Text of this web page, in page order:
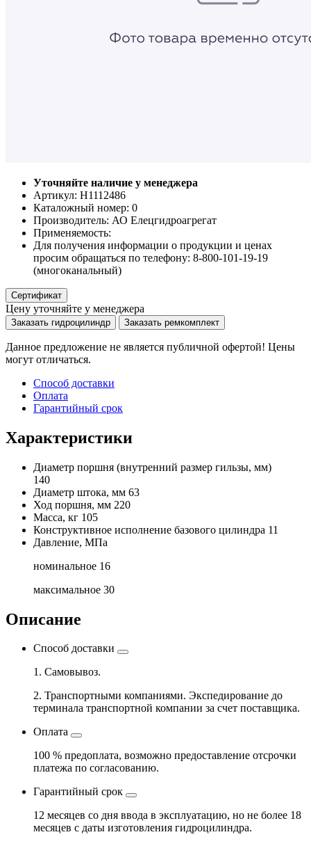
Уточняйте наличие у менеджера
Артикул: Н1112486
Каталожный номер: 0
Производитель: АО Елецгидроагрегат
Применяемость:
Для получения информации о продукции и ценах
просим обращаться по телефону: 8-800-101-19-19
(многоканальный)
Сертификат
Цену уточняйте у менеджера
Заказать гидроцилиндр Заказать ремкомплект
Данное предложение не является публичной офертой! Цены
могут отличаться.
Способ доставки
Оплата
Гарантийный срок
Характеристики
Диаметр поршня (внутренний размер гильзы, мм)
140
Диаметр штока, мм 63
Ход поршня, мм 220
Масса, кг 105
Конструктивное исполнение базового цилиндра 11
Давление, МПа
номинальное 16
максимальное 30
Описание
Способ доставки
1. Самовывоз.
2. Транспортными компаниями. Экспедирование до
терминала транспортной компании за счет поставщика.
Оплата
100 % предоплата, возможно предоставление отсрочки
платежа по согласованию.
Гарантийный срок
12 месяцев со дня ввода в эксплуатацию, но не более 18
месяцев с даты изготовления гидроцилиндра.